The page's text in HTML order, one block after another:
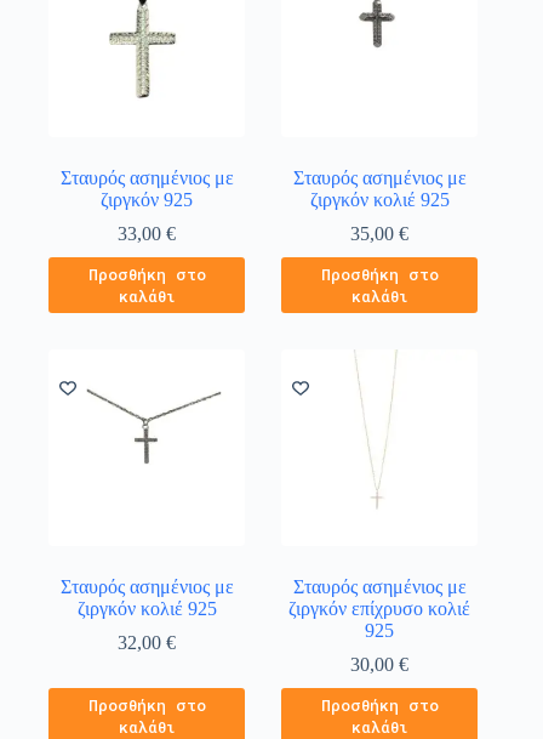
Σταυρός ασημένιος με
ζιργκόν 925
33,00€
Προσθήκη στο
καλάθι
Σταυρός ασημένιος με
ζιργκόν κολιέ 925
35,00€
Προσθήκη στο
καλάθι
Σταυρός ασημένιος με
ζιργκόν κολιέ 925
32,00€
Προσθήκη στο
καλάθι
Σταυρός ασημένιος με
ζιργκόν επίχρυσο κολιέ
925
30,00€
Προσθήκη στο
καλάθι